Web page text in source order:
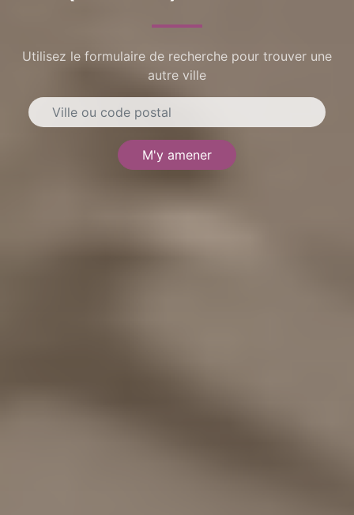
Utilisez le formulaire de recherche pour trouver une
autre ville
M'y amener